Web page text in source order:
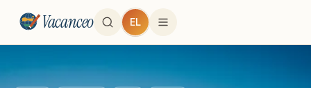
Vacanceo EL